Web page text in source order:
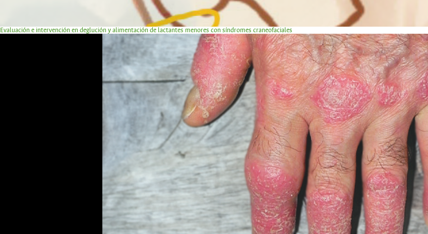
Evaluación e intervención en deglución y alimentación de lactantes menores con síndromes craneofaciales